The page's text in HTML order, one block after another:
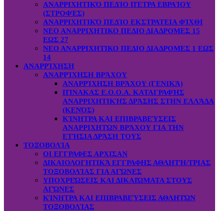
ΑΝΑΡΡΙΧΗΤΙΚΌ ΠΕΔΊΟ ΠΈΤΡΑ ΕΒΡΑΊΟΥ
(ΣΤΡΟΦΈΣ)
ΑΝΑΡΡΙΧΗΤΙΚΌ ΠΕΔΊΟ ΕΚΣΤΡΑΤΕΙΑ ΦΊΧΘΙ
ΝΕΟ ΑΝΑΡΡΙΧΗΤΙΚΟ ΠΕΔΙΟ ΔΙΑΔΡΟΜΕΣ 15
ΕΩΣ 27
ΝΕΟ ΑΝΑΡΡΙΧΗΤΙΚΟ ΠΕΔΙΟ ΔΙΑΔΡΟΜΕΣ 1 ΕΩΣ
14
ΑΝΑΡΡΊΧΗΣΗ
ΑΝΑΡΡΊΧΗΣΗ ΒΡΆΧΟΥ
ΑΝΑΡΡΊΧΗΣΗ ΒΡΆΧΟΥ (ΓΕΝΙΚΆ)
ΠΊΝΑΚΑΣ Ε.Ο.Ο.Α. ΚΑΤΑΓΡΑΦΉΣ
ΑΝΑΡΡΙΧΗΤΙΚΉΣ ΔΡΆΣΗΣ ΣΤΗΝ ΕΛΛΆΔΑ
(ΚΕΝΌΣ)
ΚΊΝΗΤΡΑ ΚΑΙ ΕΠΙΒΡΑΒΕΎΣΕΙΣ
ΑΝΑΡΡΙΧΗΤΏΝ ΒΡΆΧΟΥ ΓΙΑ ΤΗΝ
ΕΤΉΣΙΑ ΔΡΆΣΗ ΤΟΥΣ
ΤΟΞΟΒΟΛΊΑ
ΟΙ ΕΓΓΡΑΦΕΣ ΑΡΧΙΣΑΝ
ΔΙΚΑΙΟΛΟΓΗΤΙΚΆ ΕΓΓΡΑΦΗΣ ΑΘΛΗΤΉ/ΤΡΙΑΣ
ΤΟΞΟΒΟΛΊΑΣ ΓΙΑ ΑΓΏΝΕΣ
ΥΠΟΧΡΕΏΣΕΙΣ ΚΑΙ ΔΙΚΑΙΏΜΑΤΑ ΣΤΟΥΣ
ΑΓΏΝΕΣ
ΚΊΝΗΤΡΑ ΚΑΙ ΕΠΙΒΡΑΒΕΎΣΕΙΣ ΑΘΛΗΤΏΝ
ΤΟΞΟΒΟΛΊΑΣ